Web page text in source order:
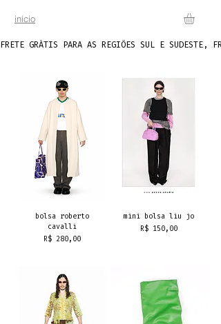
início
FRETE GRÁTIS PARA AS REGIÕES SUL E SUDESTE,
bolsa roberto
cavalli
Preço
R$ 280,00
mini bolsa liu jo
Preço
R$ 150,00